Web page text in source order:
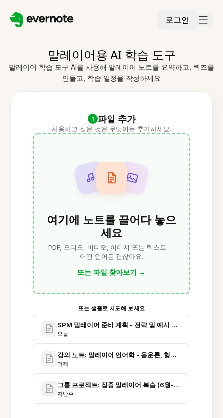
로그인
말레이어용 AI 학습 도구
말레이어 학습 도구 AI를 사용해 말레이어 노트를 요약하고, 퀴즈를
만들고, 학습 일정을 작성하세요
1 파일 추가
사용하고 싶은 것은 무엇이든 추가하세요.
여기에 노트를 끌어다 놓으
세요
PDF, 오디오, 비디오, 이미지 또는 텍스트 —
어떤 언어든 괜찮아요.
또는 파일 찾아보기 →
또는 샘플로 시도해 보세요
SPM 말레이어 준비 계획 - 전략 및 예시 작문
오늘
강의 노트: 말레이어 언어학 - 음운론, 형태론, 통사론
어제
그룹 프로젝트: 집중 말레이어 복습 (6월-7월)
지난주